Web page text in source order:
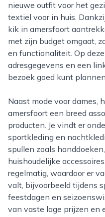
nieuwe outfit voor het
textiel voor in huis.
kik in amersfoort
met zijn budget omgaat,
en functionaliteit. Op
adresgegevens en een
bezoek goed kunt
Naast mode voor dames, heren en kinderen biedt kik in
amersfoort een breed
producten. Je vindt er
sportkleding en
spullen zoals
huishoudelijke
regelmatig, waardoor er
valt, bijvoorbeeld tijdens
feestdagen en
van vaste lage prijzen en